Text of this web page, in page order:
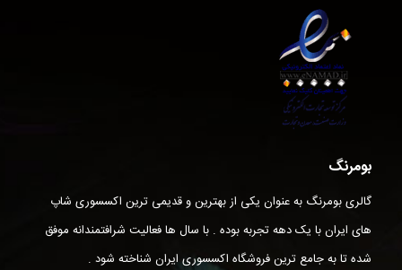
بومرنگ
گالری بومرنگ به عنوان یکی از بهترین و قدیمی ترین اکسسوری شاپ
های ایران با یک دهه تجربه بوده . با سال ها فعالیت شرافتمندانه موفق
شده تا به جامع ترین فروشگاه اکسسوری ایران شناخته شود .